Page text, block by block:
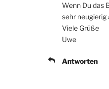
Wenn Du das
sehr neugierig
Viele Grüße
Uwe
Antworten